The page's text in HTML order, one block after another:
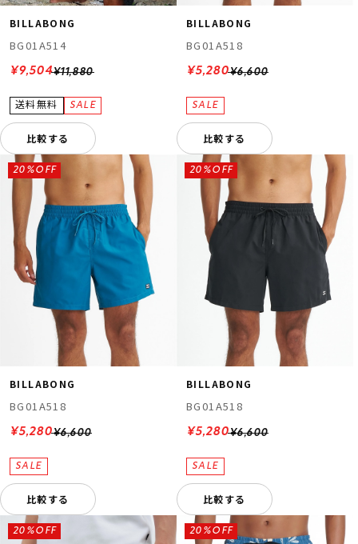
BILLABONG
BG01A514
¥11,880
¥9,504
比較する
BILLABONG
BG01A518
¥6,600
¥5,280
比較する
BILLABONG
BG01A518
¥6,600
20%OFF
¥5,280
比較する
BILLABONG
BG01A518
¥6,600
20%OFF
¥5,280
比較する
20%OFF 20%OFF